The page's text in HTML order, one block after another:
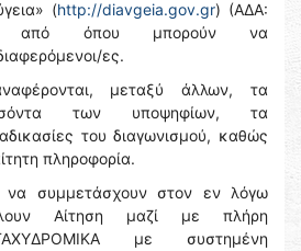
(http://diavgeia.gov.gr) (ΑΔΑ:
από όπου μπορούν να
ες.
μεταξύ άλλων, τα
των υποψηφίων, τα
του διαγωνισμού, καθώς
πληροφορία.
να συμμετάσχουν στον εν λόγω
Αίτηση μαζί με πλήρη
ΤΑΧΥΔΡΟΜΙΚΑ με συστημένη